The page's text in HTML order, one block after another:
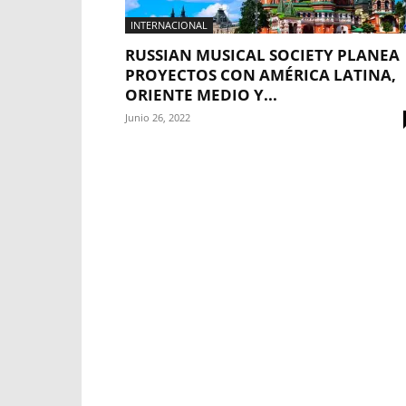
INTERNACIONAL
RUSSIAN MUSICAL SOCIETY PLANEA
PROYECTOS CON AMÉRICA LATINA,
ORIENTE MEDIO Y...
Junio 26, 2022